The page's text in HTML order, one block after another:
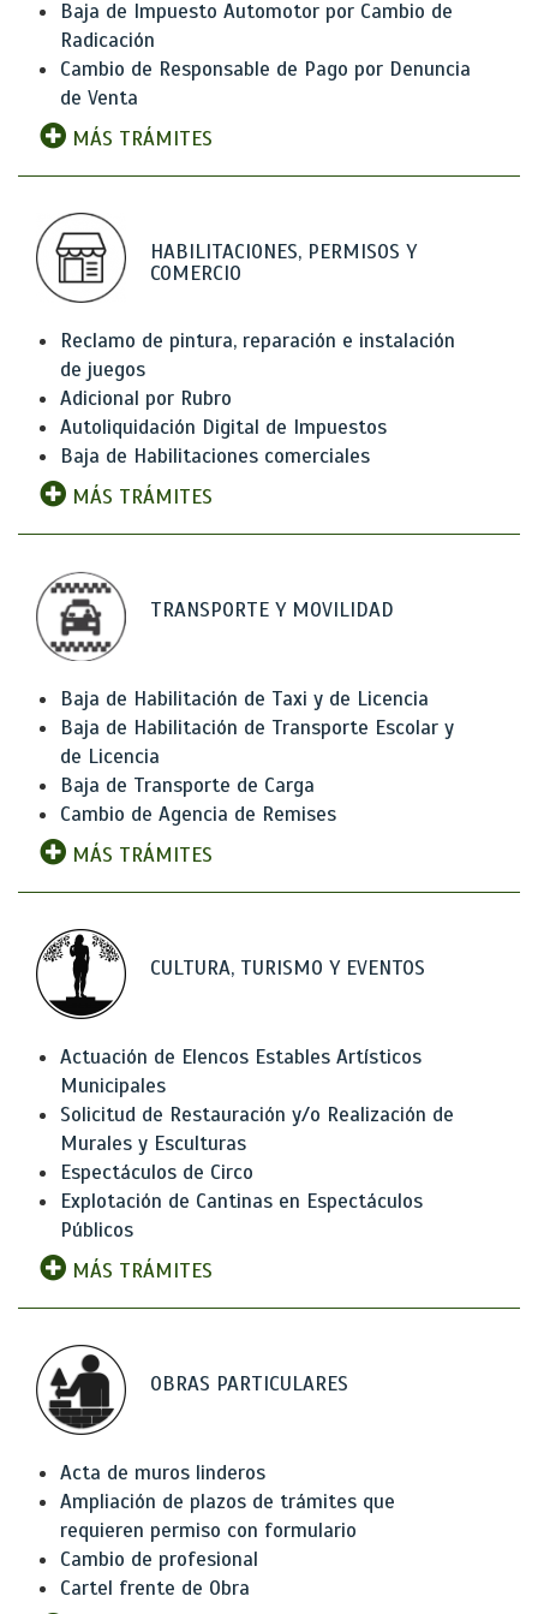
Baja de Impuesto Automotor por Cambio de
Radicación
Cambio de Responsable de Pago por Denuncia
de Venta
MÁS TRÁMITES
HABILITACIONES, PERMISOS Y
COMERCIO
Reclamo de pintura, reparación e instalación
de juegos
Adicional por Rubro
Autoliquidación Digital de Impuestos
Baja de Habilitaciones comerciales
MÁS TRÁMITES
TRANSPORTE Y MOVILIDAD
Baja de Habilitación de Taxi y de Licencia
Baja de Habilitación de Transporte Escolar y
de Licencia
Baja de Transporte de Carga
Cambio de Agencia de Remises
MÁS TRÁMITES
CULTURA, TURISMO Y EVENTOS
Actuación de Elencos Estables Artísticos
Municipales
Solicitud de Restauración y/o Realización de
Murales y Esculturas
Espectáculos de Circo
Explotación de Cantinas en Espectáculos
Públicos
MÁS TRÁMITES
OBRAS PARTICULARES
Acta de muros linderos
Ampliación de plazos de trámites que
requieren permiso con formulario
Cambio de profesional
Cartel frente de Obra